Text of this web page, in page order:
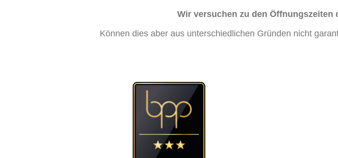
Wir versuchen zu den
Können dies aber aus unterschiedlichen Gründen nicht